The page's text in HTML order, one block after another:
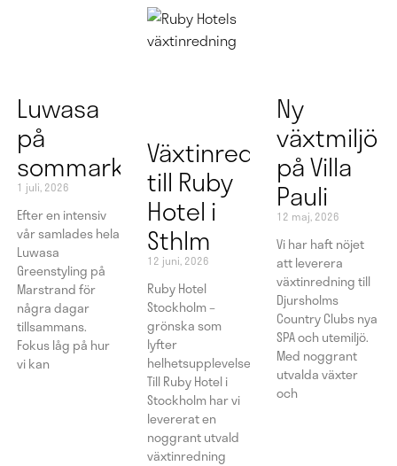
Luwasa
på
sommarkonferens
1 juli, 2026
Efter en intensiv
vår samlades hela
Luwasa
Greenstyling på
Marstrand för
några dagar
tillsammans.
Fokus låg på hur
vi kan
Växtinredning
till Ruby
Hotel i
Sthlm
12 juni, 2026
Ruby Hotel
Stockholm –
grönska som
lyfter
helhetsupplevelsen
Till Ruby Hotel i
Stockholm har vi
levererat en
noggrant utvald
växtinredning
Ny
växtmiljö
på Villa
Pauli
12 maj, 2026
Vi har haft nöjet
att leverera
växtinredning till
Djursholms
Country Clubs nya
SPA och utemiljö.
Med noggrant
utvalda växter
och